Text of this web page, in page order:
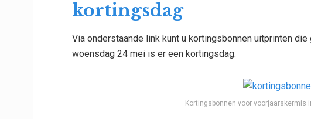
kortingsdag
Via onderstaande link kunt u kortingsbonnen uitprinten
woensdag 24 mei is er een kortingsdag.
Kortingsbonnen voor voorjaarskermis